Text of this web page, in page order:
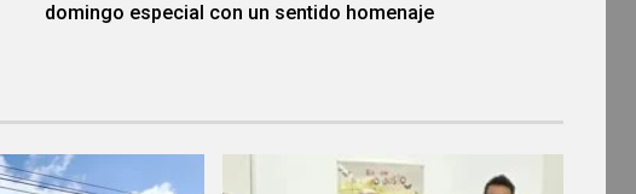
domingo especial con un sentido homenaje